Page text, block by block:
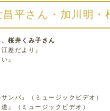
平さん・加川明
桜井くみ子さん
差だより』
』
ンバ』（ミュージックビデオ）
』（ミュージックビデオ）